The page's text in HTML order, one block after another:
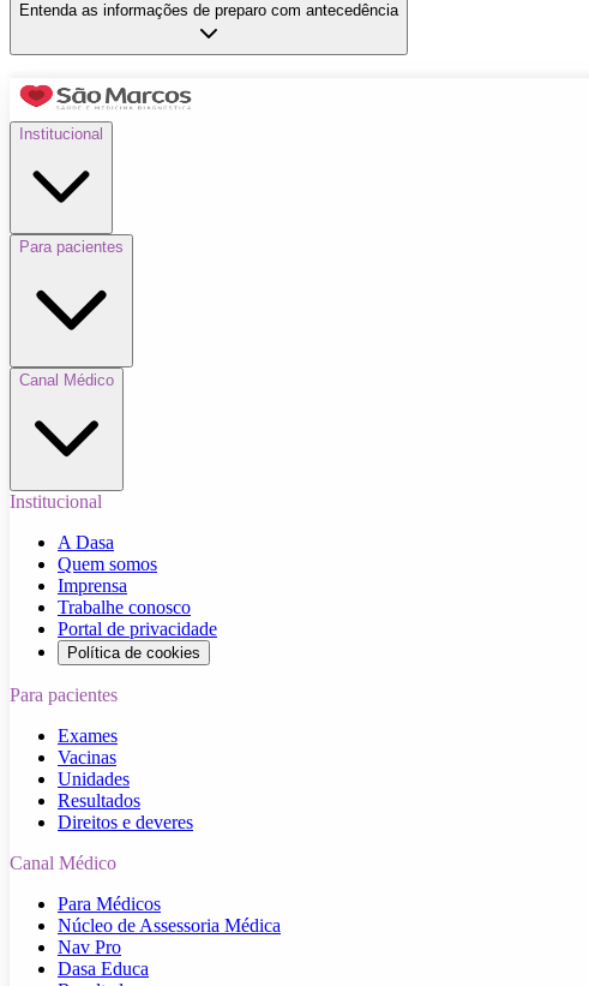
Entenda as informações de preparo com antecedência
Institucional
Para pacientes
Canal Médico
Institucional
A Dasa
Quem somos
Imprensa
Trabalhe conosco
Portal de privacidade
Política de cookies
Para pacientes
Exames
Vacinas
Unidades
Resultados
Direitos e deveres
Canal Médico
Para Médicos
Núcleo de Assessoria Médica
Nav Pro
Dasa Educa